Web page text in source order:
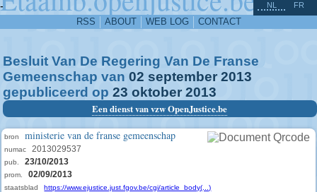
-
RSS ABOUT WEB LOG CONTACT
NL FR
Besluit Van De Regering Van De Franse
Gemeenschap van 02 september 2013
gepubliceerd op 23 oktober 2013
Een dienst van vzw OpenJustice.be
bron ministerie van de franse gemeenschap
numac 2013029537
pub. 23/10/2013
prom. 02/09/2013
staatsblad https://www.ejustice.just.fgov.be/cgi/article_body(...)
^